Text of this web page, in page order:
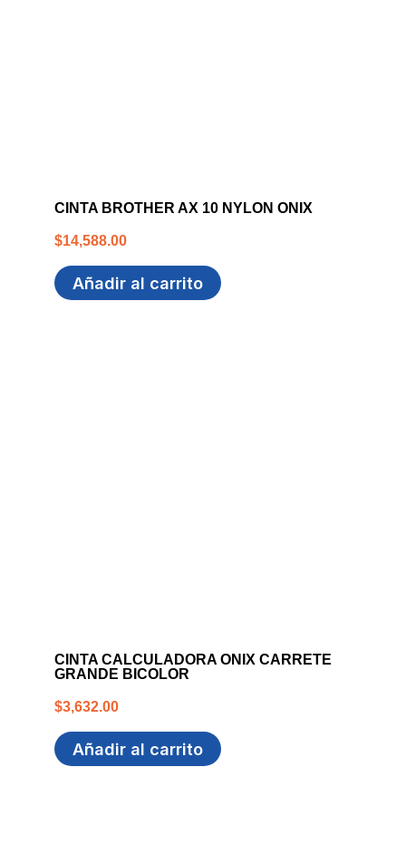
CINTA BROTHER AX 10 NYLON ONIX
$14,588.00
Añadir al carrito
CINTA CALCULADORA ONIX CARRETE
GRANDE BICOLOR
$3,632.00
Añadir al carrito